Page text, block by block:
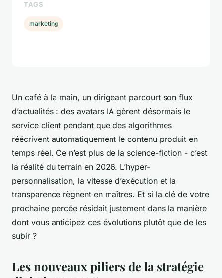
Un café à la main, un dirigeant parcourt son flux
d’actualités : des avatars IA gèrent désormais le
service client pendant que des algorithmes
réécrivent automatiquement le contenu produit en
temps réel. Ce n’est plus de la science-fiction - c’est
la réalité du terrain en 2026. L’hyper-
personnalisation, la vitesse d’exécution et la
transparence règnent en maîtres. Et si la clé de votre
prochaine percée résidait justement dans la manière
dont vous anticipez ces évolutions plutôt que de les
subir ?
Les nouveaux piliers de la stratégie
TAGS
marketing